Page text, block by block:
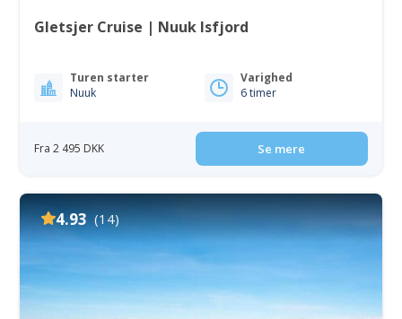
Gletsjer Cruise | Nuuk Isfjord
Turen starter
Nuuk
Varighed
6 timer
Fra 2 495 DKK Se mere
4.93 (14)